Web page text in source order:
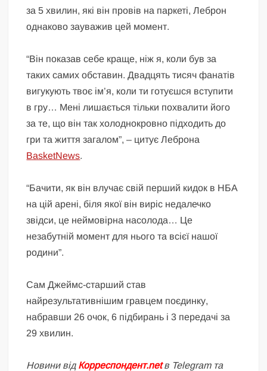
за 5 хвилин, які він провів на паркеті, Леброн
однаково зауважив цей момент.
“Він показав себе краще, ніж я, коли був за
таких самих обставин. Двадцять тисяч фанатів
вигукують твоє ім’я, коли ти готуєшся вступити
в гру… Мені лишається тільки похвалити його
за те, що він так холоднокровно підходить до
гри та життя загалом”, – цитує Леброна
BasketNews.
“Бачити, як він влучає свій перший кидок в НБА
на цій арені, біля якої він виріс недалечко
звідси, це неймовірна насолода… Це
незабутній момент для нього та всієї нашої
родини”.
Сам Джеймс-старший став
найрезультативнішим гравцем поєдинку,
набравши 26 очок, 6 підбирань і 3 передачі за
29 хвилин.
Новини від Корреспондент.netв Telegram та